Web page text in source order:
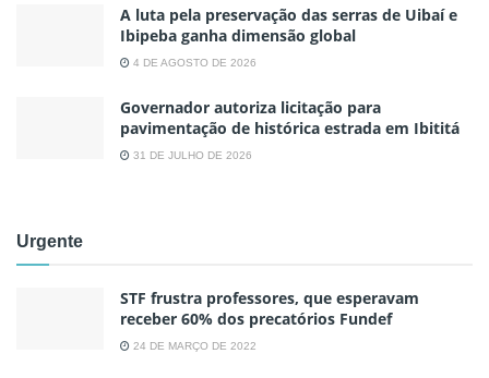
A luta pela preservação das serras de Uibaí e
Ibipeba ganha dimensão global
4 DE AGOSTO DE 2026
Governador autoriza licitação para
pavimentação de histórica estrada em Ibititá
31 DE JULHO DE 2026
Urgente
STF frustra professores, que esperavam
receber 60% dos precatórios Fundef
24 DE MARÇO DE 2022